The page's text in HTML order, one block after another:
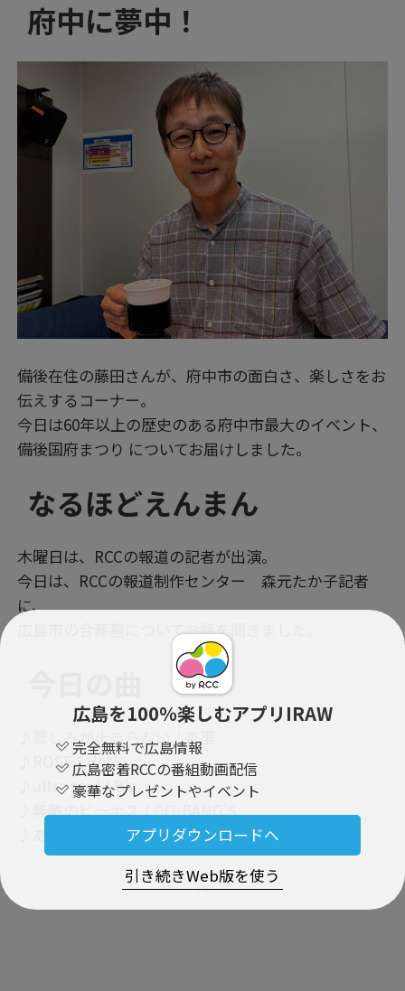
広島を100％楽しむアプリIRAW
完全無料で広島情報
広島密着RCCの番組動画配信
豪華なプレゼントやイベント
アプリダウンロードへ
引き続きWeb版を使う
府中に夢中！
備後在住の藤田さんが、府中市の面白さ、楽しさをお
伝えするコーナー。
今日は60年以上の歴史のある府中市最大のイベント、
備後国府まつり についてお届けしました。
なるほどえんまん
木曜日は、RCCの報道の記者が出演。
今日は、RCCの報道制作センター 森元たか子記者
に、
広島市の合葬墓についてお話を聞きました。
♪悲しみが止まらない / 杏里
♪ROSE / HANA
♪ultra soul / B’z
♪無敵のビーナス / GO-BANG'S
♪あゝ無情 / アン・ルイス
PR